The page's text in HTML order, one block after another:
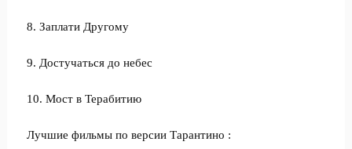
8. Заплати Другому
9. Достучаться до небес
10. Мост в Терабитию
Лучшие фильмы по версии Тарантино :